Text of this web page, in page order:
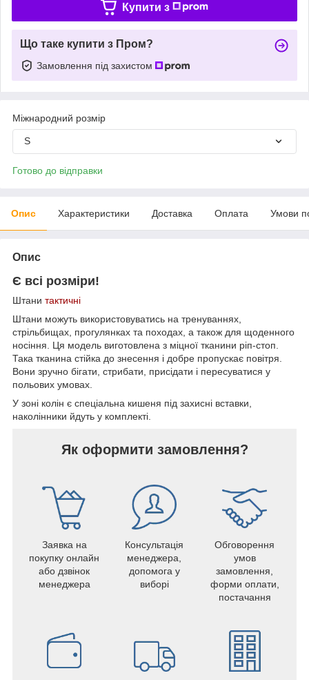
Купити з
Що таке купити з Пром?
Замовлення під захистом
Міжнародний розмір
S
Готово до відправки
Опис Характеристики Доставка Оплата Умови
Опис
Є всі розміри!
Штани тактичні
Штани можуть використовуватись на тренуваннях,
стрільбищах, прогулянках та походах, а також для щоденного
носіння. Ця модель виготовлена з міцної тканини ріп-стоп.
Така тканина стійка до знесення і добре пропускає повітря.
Вони зручно бігати, стрибати, присідати і пересуватися у
польових умовах.
У зоні колін є спеціальна кишеня під захисні вставки,
наколінники йдуть у комплекті.
Як оформити замовлення?
Заявка на
покупку онлайн
або дзвінок
менеджера
Консультація
менеджера,
допомога у
виборі
Обговорення
умов
замовлення,
форми оплати,
постачання